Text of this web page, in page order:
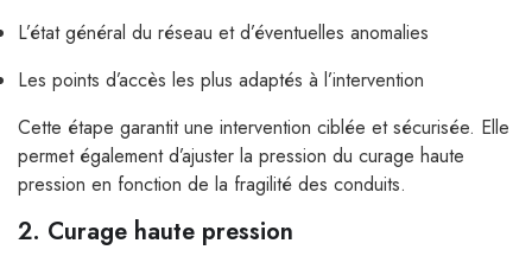
L’état général du réseau et d’éventuelles anomalies
Les points d’accès les plus adaptés à l’intervention
Cette étape garantit une intervention ciblée et sécurisée. Elle
permet également d’ajuster la pression du curage haute
pression en fonction de la fragilité des conduits.
2. Curage haute pression